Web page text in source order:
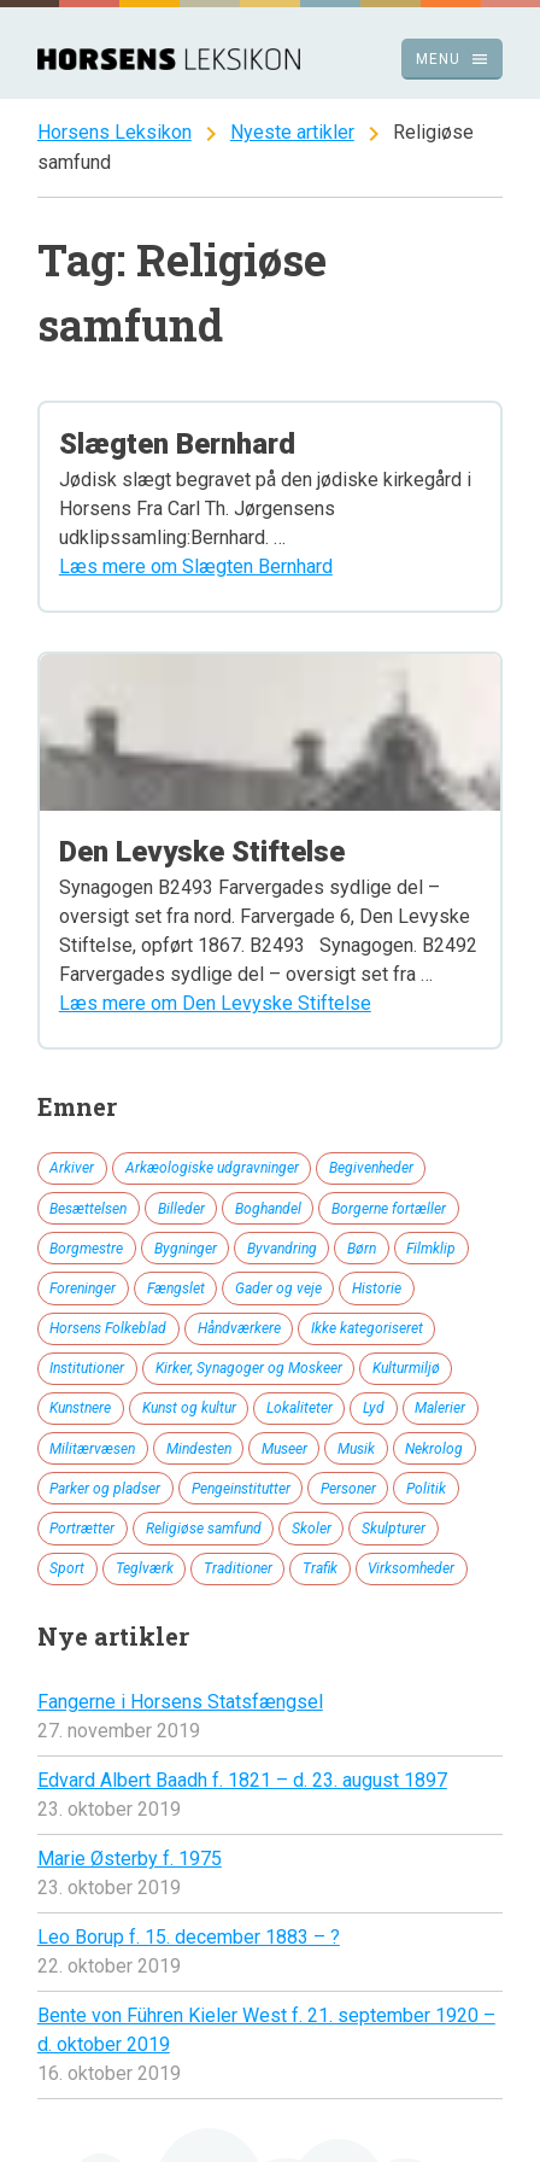
Spring
indhold
menu
MENU
Horsens Leksikon chevron_right Nyeste artikler chevron_right
Religiøse
samfund
Tag: Religiøse
samfund
Slægten Bernhard
Jødisk slægt begravet på den jødiske kirkegård i
Horsens Fra Carl Th. Jørgensens
udklipssamling:Bernhard. …
Læs mere om Slægten Bernhard
Den Levyske Stiftelse
Synagogen B2493 Farvergades sydlige del –
oversigt set fra nord. Farvergade 6, Den Levyske
Stiftelse, opført 1867. B2493 Synagogen. B2492
Farvergades sydlige del – oversigt set fra …
Læs mere om Den Levyske Stiftelse
Emner
Arkiver Arkæologiske udgravninger Begivenheder
Besættelsen Billeder Boghandel Borgerne fortæller
Borgmestre Bygninger Byvandring Børn Filmklip
Foreninger Fængslet Gader og veje Historie
Horsens Folkeblad Håndværkere Ikke kategoriseret
Institutioner Kirker, Synagoger og Moskeer Kulturmiljø
Kunstnere Kunst og kultur Lokaliteter Lyd Malerier
Militærvæsen Mindesten Museer Musik Nekrolog
Parker og pladser Pengeinstitutter Personer Politik
Portrætter Religiøse samfund Skoler Skulpturer
Sport Teglværk Traditioner Trafik Virksomheder
Nye artikler
Fangerne i Horsens Statsfængsel
27. november 2019
Edvard Albert Baadh f. 1821 – d. 23. august 1897
23. oktober 2019
Marie Østerby f. 1975
23. oktober 2019
Leo Borup f. 15. december 1883 – ?
22. oktober 2019
Bente von Führen Kieler West f. 21. september 1920 –
d. oktober 2019
16. oktober 2019